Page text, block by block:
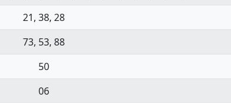
21, 38, 28
73, 53, 88
50
06